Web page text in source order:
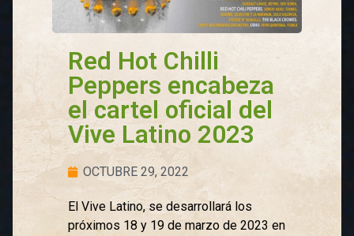
Red Hot Chilli
Peppers encabeza
el cartel oficial del
Vive Latino 2023
OCTUBRE 29, 2022
El Vive Latino, se desarrollará los
próximos 18 y 19 de marzo de 2023 en